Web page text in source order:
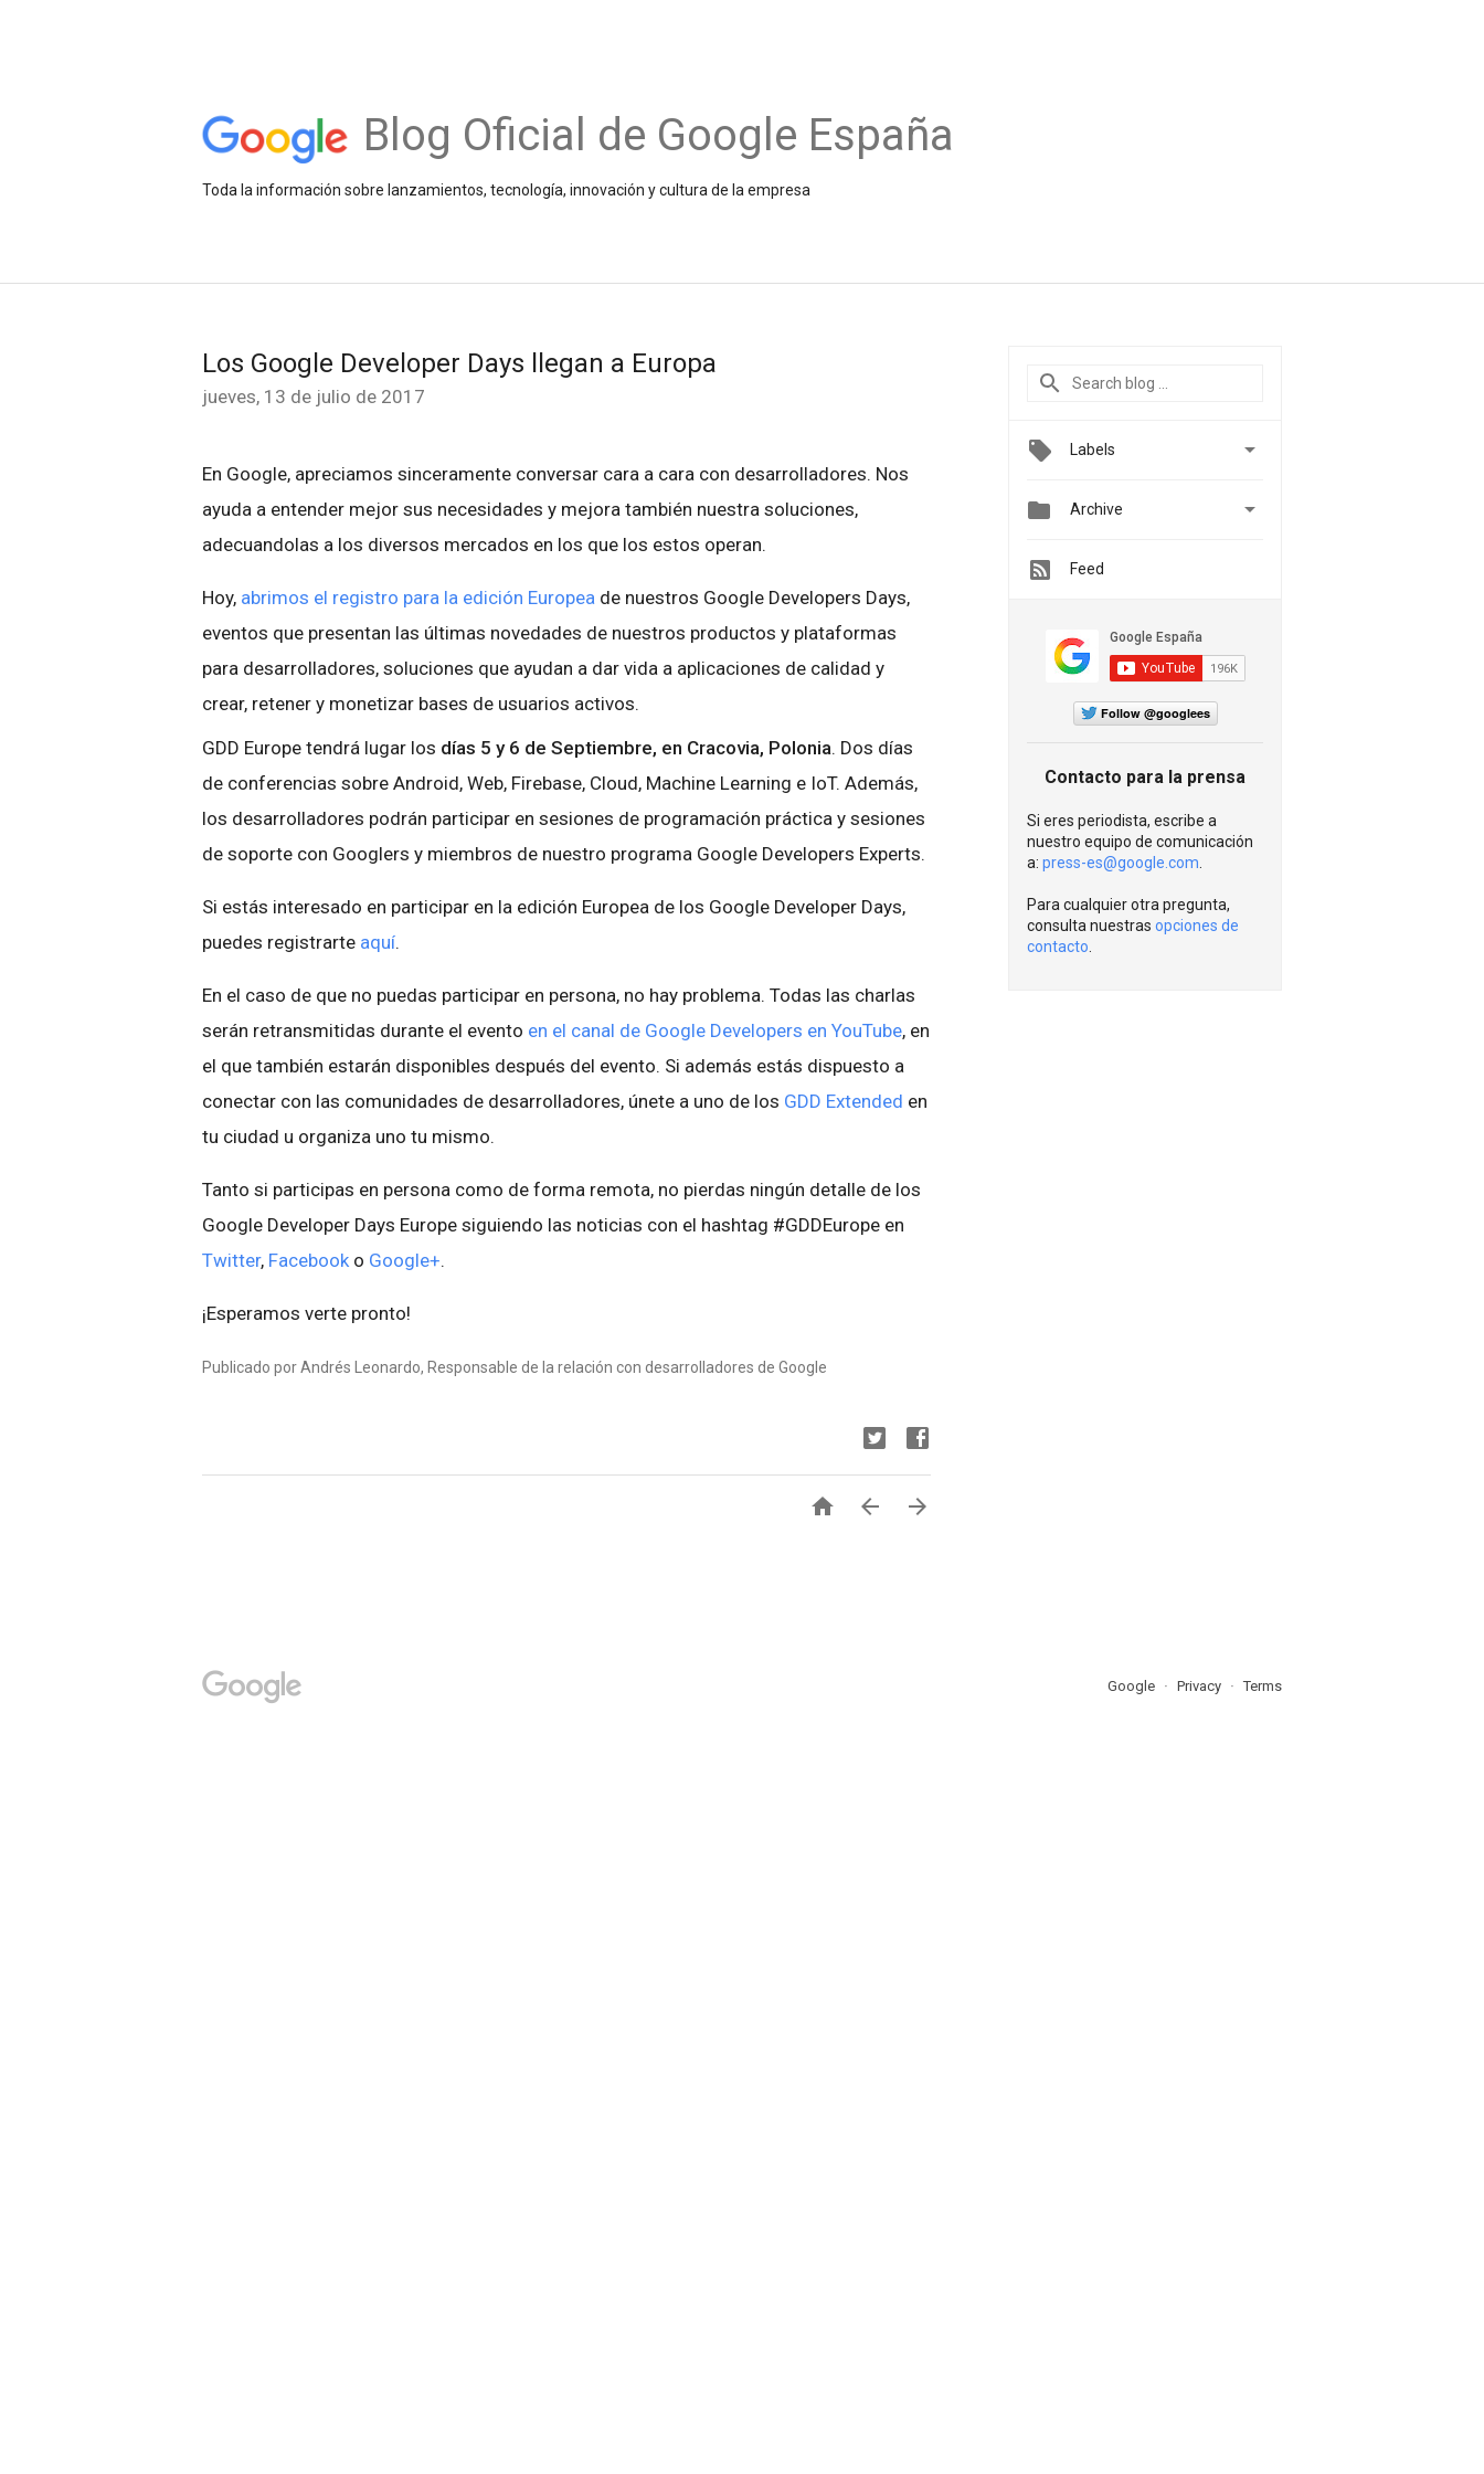
Blog Oficial de Google España
Toda la información sobre lanzamientos, tecnología, innovación y cultura de la empresa
Los Google Developer Days llegan a Europa
jueves, 13 de julio de 2017
En Google, apreciamos sinceramente conversar cara a cara con desarrolladores. Nos
ayuda a entender mejor sus necesidades y mejora también nuestra soluciones,
adecuandolas a los diversos mercados en los que los estos operan.
Hoy, abrimos el registro para la edición Europea de nuestros Google Developers Days,
eventos que presentan las últimas novedades de nuestros productos y plataformas
para desarrolladores, soluciones que ayudan a dar vida a aplicaciones de calidad y
crear, retener y monetizar bases de usuarios activos.
GDD Europe tendrá lugar los días 5 y 6 de Septiembre, en Cracovia, Polonia. Dos días
de conferencias sobre Android, Web, Firebase, Cloud, Machine Learning e IoT. Además,
los desarrolladores podrán participar en sesiones de programación práctica y sesiones
de soporte con Googlers y miembros de nuestro programa Google Developers Experts.
Si estás interesado en participar en la edición Europea de los Google Developer Days,
puedes registrarte aquí.
En el caso de que no puedas participar en persona, no hay problema. Todas las charlas
serán retransmitidas durante el evento en el canal de Google Developers en YouTube, en
el que también estarán disponibles después del evento. Si además estás dispuesto a
conectar con las comunidades de desarrolladores, únete a uno de los GDD Extended en
tu ciudad u organiza uno tu mismo.
Tanto si participas en persona como de forma remota, no pierdas ningún detalle de los
Google Developer Days Europe siguiendo las noticias con el hashtag #GDDEurope en
Twitter, Facebook o Google+.
¡Esperamos verte pronto!
Publicado por Andrés Leonardo, Responsable de la relación con desarrolladores de Google
  
Labels 
 Archive 
Feed
Follow @googlees
Contacto para la prensa
Si eres periodista, escribe a
nuestro equipo de comunicación
a: press-es@google.com
Para cualquier otra pregunta,
consulta nuestras opciones de
contacto
Google Privacy Terms